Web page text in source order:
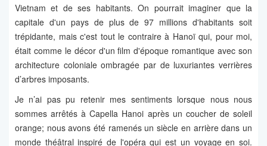
Vietnam et de ses habitants. On pourrait imaginer que la
capitale d'un pays de plus de 97 millions d'habitants soit
trépidante, mais c'est tout le contraire à Hanoï qui, pour moi,
était comme le décor d'un film d'époque romantique avec son
architecture coloniale ombragée par de luxuriantes verrières
d’arbres imposants.
Je n’ai pas pu retenir mes sentiments lorsque nous nous
sommes arrêtés à Capella Hanoi après un coucher de soleil
orange; nous avons été ramenés un siècle en arrière dans un
monde théâtral inspiré de l'opéra qui est un voyage en soi.